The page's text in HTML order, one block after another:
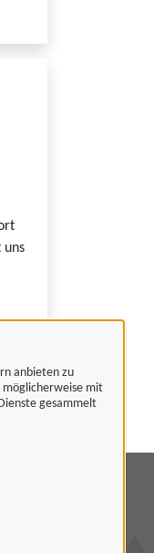
anbieten zu
möglicherweise mit
gesammelt
uns